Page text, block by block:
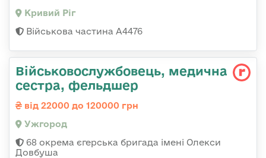
Кривий Ріг
Військова частина А4476
Військовослужбовець, медична
сестра, фельдшер
від 22000 до 120000 грн
Ужгород
68 окрема єгерська бригада імені Олекси
Довбуша